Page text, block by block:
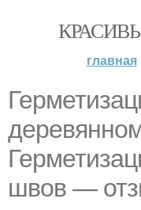
главная
швов —